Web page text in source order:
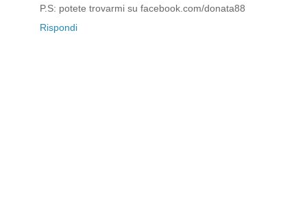
P.S: potete trovarmi su facebook.com/donata88
Rispondi